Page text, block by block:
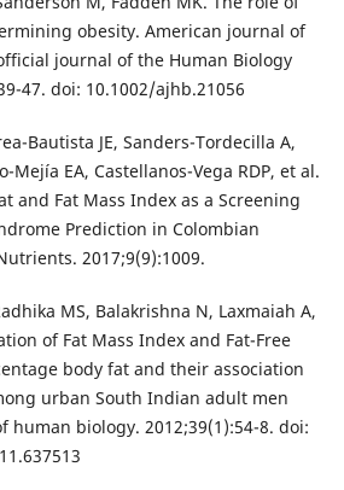
obesity. American journal of
journal of the Human Biology
47. doi: 10.1002/ajhb.21056
Bautista JE, Sanders-Tordecilla A,
Mejía EA, Castellanos-Vega RDP, et al.
and Fat Mass Index as a Screening
Prediction in Colombian
2017;9(9):1009.
MS, Balakrishna N, Laxmaiah A,
of Fat Mass Index and Fat-Free
body fat and their association
urban South Indian adult men
human biology. 2012;39(1):54-8. doi: